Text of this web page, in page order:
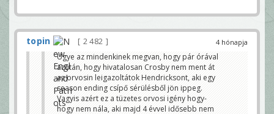
4 hónapja
topin
2 482
Ugye az mindenkinek megvan, hogy pár órával
azután, hogy hivatalosan Crosby nem ment át
az orvosin leigazoltátok Hendricksont, aki egy
season ending csípő sérülésből jön ippeg.
Vagyis azért ez a tüzetes orvosi igény hogy-
hogy nem nála, aki majd 4 évvel idősebb nem